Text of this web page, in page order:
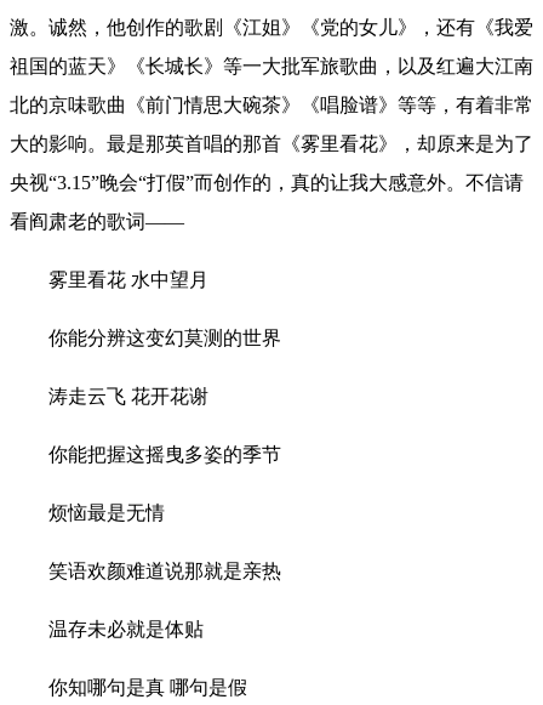
激。诚然，他创作的歌剧《江姐》《党的女儿》，还有《我爱
祖国的蓝天》《长城长》等一大批军旅歌曲，以及红遍大江南
北的京味歌曲《前门情思大碗茶》《唱脸谱》等等，有着非常
大的影响。最是那英首唱的那首《雾里看花》，却原来是为了
央视“3.15”晚会“打假”而创作的，真的让我大感意外。不信请
看阎肃老的歌词——
雾里看花 水中望月
你能分辨这变幻莫测的世界
涛走云飞 花开花谢
你能把握这摇曳多姿的季节
烦恼最是无情
笑语欢颜难道说那就是亲热
温存未必就是体贴
你知哪句是真 哪句是假